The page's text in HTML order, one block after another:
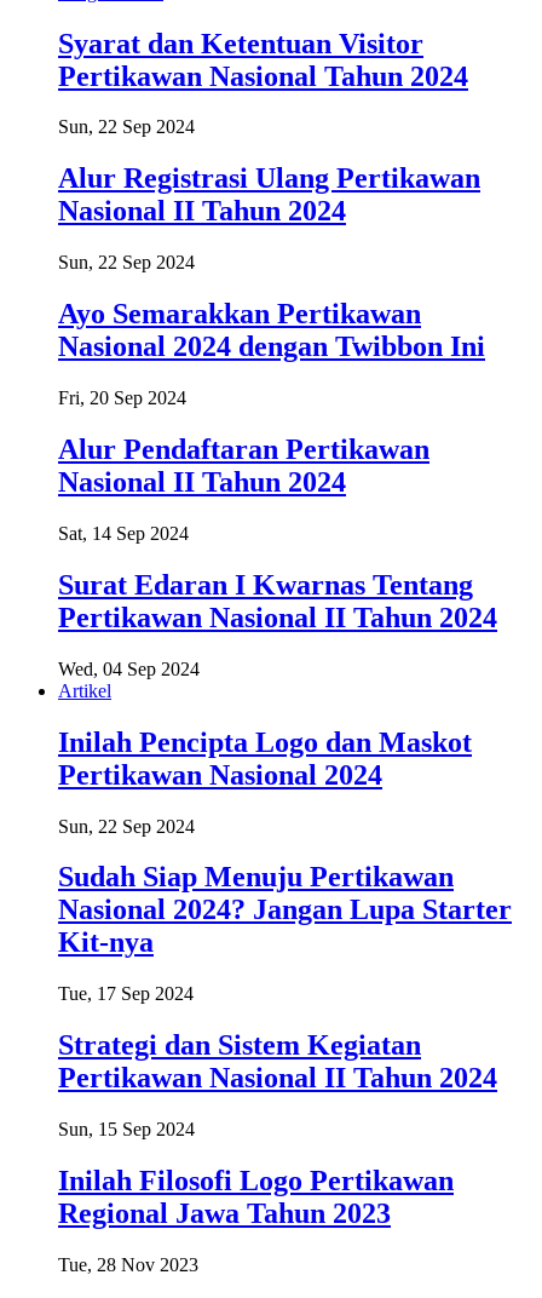
Syarat dan Ketentuan Visitor
Pertikawan Nasional Tahun 2024
Sun, 22 Sep 2024
Alur Registrasi Ulang Pertikawan
Nasional II Tahun 2024
Sun, 22 Sep 2024
Ayo Semarakkan Pertikawan
Nasional 2024 dengan Twibbon Ini
Fri, 20 Sep 2024
Alur Pendaftaran Pertikawan
Nasional II Tahun 2024
Sat, 14 Sep 2024
Surat Edaran I Kwarnas Tentang
Pertikawan Nasional II Tahun 2024
Wed, 04 Sep 2024
Artikel
Inilah Pencipta Logo dan Maskot
Pertikawan Nasional 2024
Sun, 22 Sep 2024
Sudah Siap Menuju Pertikawan
Nasional 2024? Jangan Lupa Starter
Kit-nya
Tue, 17 Sep 2024
Strategi dan Sistem Kegiatan
Pertikawan Nasional II Tahun 2024
Sun, 15 Sep 2024
Inilah Filosofi Logo Pertikawan
Regional Jawa Tahun 2023
Tue, 28 Nov 2023